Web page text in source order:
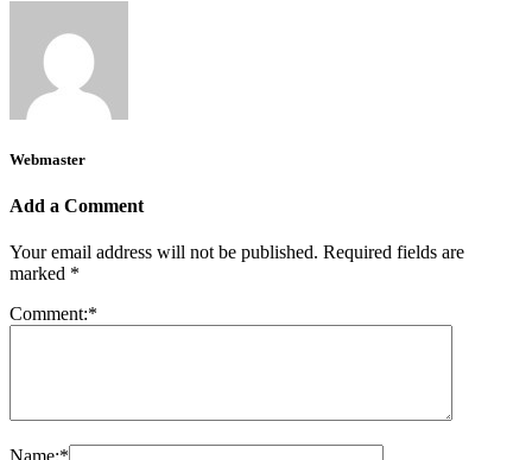
Webmaster
Add a Comment
Your email address will not be published. Required fields are
marked *
Comment:*